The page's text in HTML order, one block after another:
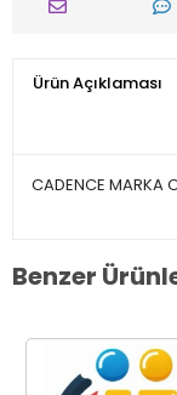
Ürün Açıklaması
CADENCE MARKA
Benzer